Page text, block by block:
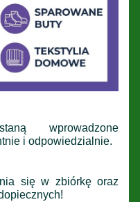
wprowadzone
i odpowiedzialnie.
się w zbiórkę oraz